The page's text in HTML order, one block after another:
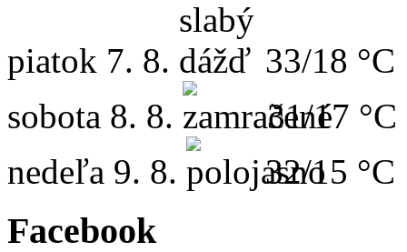
piatok 7. 8.
33/18 °C
sobota 8. 8.
31/17 °C
nedeľa 9. 8. 32/15 °C
Facebook